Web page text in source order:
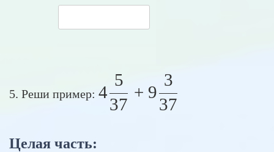
5. Реши пример: 4 \frac{5}{37} +
4
37
5
+ 9
37
3
Целая часть: